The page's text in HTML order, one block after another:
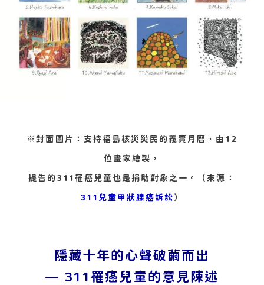
※封面圖片：支持福島核災災民的義賣月曆，由12
位畫家繪製，
提告的311罹癌兒童也是捐助對象之一。（來源：
311兒童甲狀腺癌訴訟）
隱藏十年的心聲破繭而出
— 311罹癌兒童的意見陳述